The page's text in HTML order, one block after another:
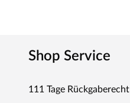
Shop Service
111 Tage Rückgaberecht